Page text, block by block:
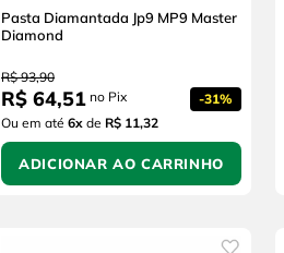
Pasta Diamantada Jp9 MP9 Master
Diamond
R$ 93,90
R$ 64,51 no Pix -31%
Ou em até 6x de R$ 11,32
ADICIONAR AO CARRINHO